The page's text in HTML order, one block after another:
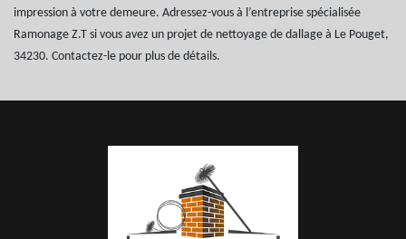
impression à votre demeure. Adressez-vous à l’entreprise spécialisée
Ramonage Z.T si vous avez un projet de nettoyage de dallage à Le Pouget,
34230. Contactez-le pour plus de détails.